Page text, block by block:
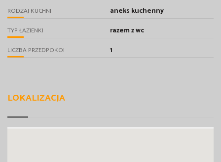
RODZAJ KUCHNI aneks kuchenny
TYP ŁAZIENKI razem z wc
LICZBA PRZEDPOKOI 1
LOKALIZACJA